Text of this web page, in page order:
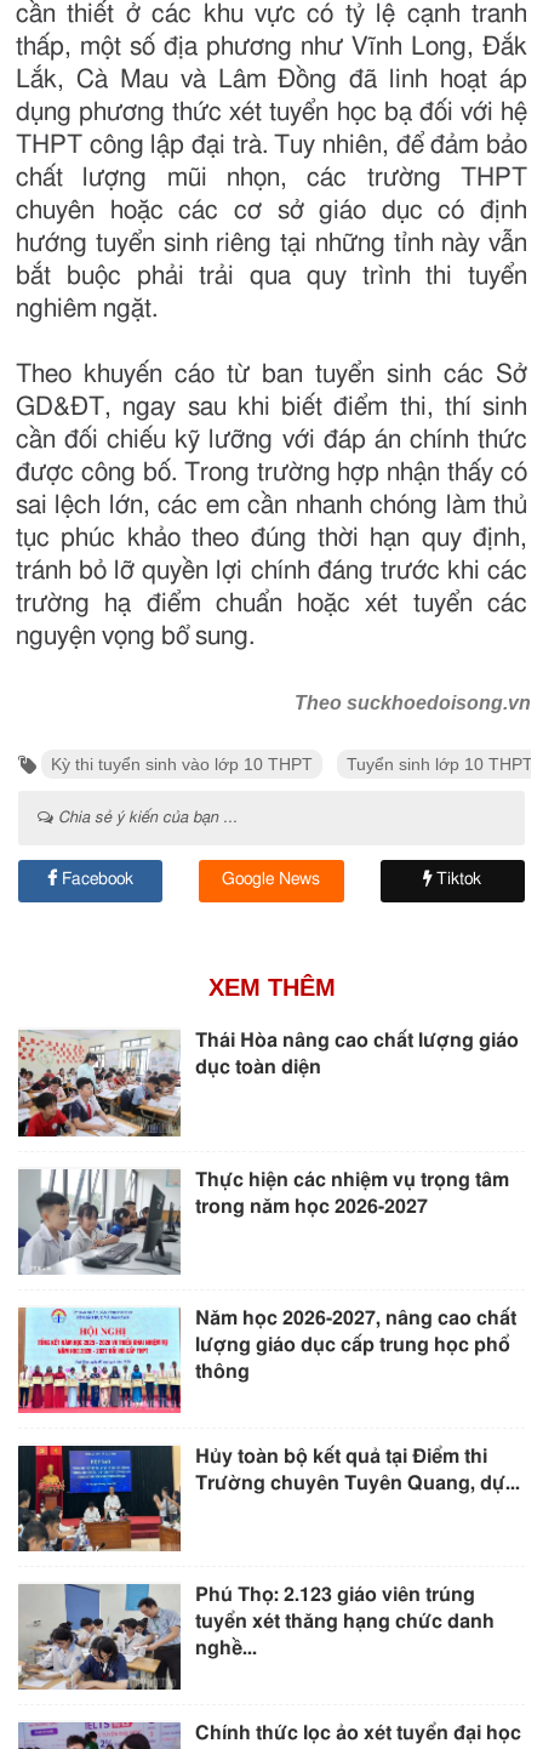
cần thiết ở các khu vực có tỷ lệ cạnh tranh
thấp, một số địa phương như Vĩnh Long, Đắk
Lắk, Cà Mau và Lâm Đồng đã linh hoạt áp
dụng phương thức xét tuyển học bạ đối với hệ
THPT công lập đại trà. Tuy nhiên, để đảm bảo
chất lượng mũi nhọn, các trường THPT
chuyên hoặc các cơ sở giáo dục có định
hướng tuyển sinh riêng tại những tỉnh này vẫn
bắt buộc phải trải qua quy trình thi tuyển
nghiêm ngặt.
Theo khuyến cáo từ ban tuyển sinh các Sở
GD&ĐT, ngay sau khi biết điểm thi, thí sinh
cần đối chiếu kỹ lưỡng với đáp án chính thức
được công bố. Trong trường hợp nhận thấy có
sai lệch lớn, các em cần nhanh chóng làm thủ
tục phúc khảo theo đúng thời hạn quy định,
tránh bỏ lỡ quyền lợi chính đáng trước khi các
trường hạ điểm chuẩn hoặc xét tuyển các
nguyện vọng bổ sung.
Theo suckhoedoisong.vn
Kỳ thi tuyển sinh vào lớp 10 THPT Tuyển sinh lớp 10 THPT
Chia sẻ ý kiến của bạn ...
Facebook Google News Tiktok
XEM THÊM
Thái Hòa nâng cao chất lượng giáo
dục toàn diện
Thực hiện các nhiệm vụ trọng tâm
trong năm học 2026-2027
Năm học 2026-2027, nâng cao chất
lượng giáo dục cấp trung học phổ
thông
Hủy toàn bộ kết quả tại Điểm thi
Trường chuyên Tuyên Quang, dự...
Phú Thọ: 2.123 giáo viên trúng
tuyển xét thăng hạng chức danh
nghề...
Chính thức lọc ảo xét tuyển đại học